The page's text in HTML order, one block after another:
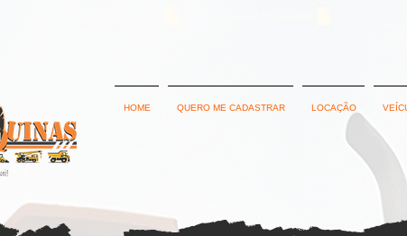
HOME QUERO ME CADASTRAR LOCAÇÃO